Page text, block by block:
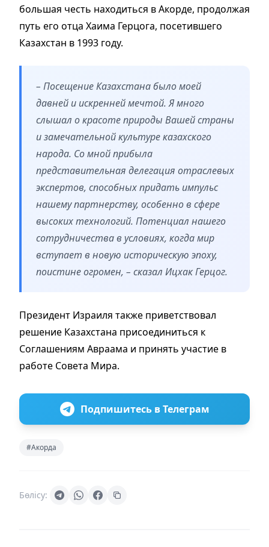
большая честь находиться в Акорде, продолжая
путь его отца Хаима Герцога, посетившего
Казахстан в 1993 году.
– Посещение Казахстана было моей
давней и искренней мечтой. Я много
слышал о красоте природы Вашей страны
и замечательной культуре казахского
народа. Со мной прибыла
представительная делегация отраслевых
экспертов, способных придать импульс
нашему партнерству, особенно в сфере
высоких технологий. Потенциал нашего
сотрудничества в условиях, когда мир
вступает в новую историческую эпоху,
поистине огромен, – сказал Ицхак Герцог.
Президент Израиля также приветствовал
решение Казахстана присоединиться к
Соглашениям Авраама и принять участие в
работе Совета Мира.
Подпишитесь в Телеграм
#Акорда
Бөлісу: